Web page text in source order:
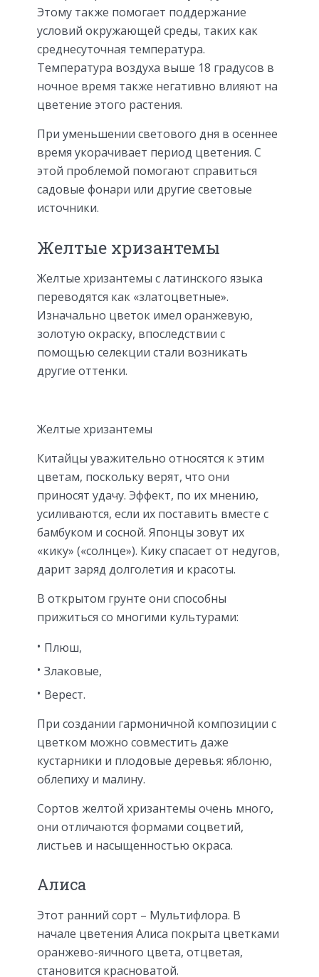
Этому также помогает поддержание
условий окружающей среды, таких как
среднесуточная температура.
Температура воздуха выше 18 градусов в
ночное время также негативно влияют на
цветение этого растения.
При уменьшении светового дня в осеннее
время укорачивает период цветения. С
этой проблемой помогают справиться
садовые фонари или другие световые
источники.
Желтые хризантемы
Желтые хризантемы с латинского языка
переводятся как «златоцветные».
Изначально цветок имел оранжевую,
золотую окраску, впоследствии с
помощью селекции стали возникать
другие оттенки.
Желтые хризантемы
Китайцы уважительно относятся к этим
цветам, поскольку верят, что они
приносят удачу. Эффект, по их мнению,
усиливаются, если их поставить вместе с
бамбуком и сосной. Японцы зовут их
«кику» («солнце»). Кику спасает от недугов,
дарит заряд долголетия и красоты.
В открытом грунте они способны
прижиться со многими культурами:
Плюш,
Злаковые,
Верест.
При создании гармоничной композиции с
цветком можно совместить даже
кустарники и плодовые деревья: яблоню,
облепиху и малину.
Сортов желтой хризантемы очень много,
они отличаются формами соцветий,
листьев и насыщенностью окраса.
Алиса
Этот ранний сорт – Мультифлора. В
начале цветения Алиса покрыта цветками
оранжево-яичного цвета, отцветая,
становится красноватой.